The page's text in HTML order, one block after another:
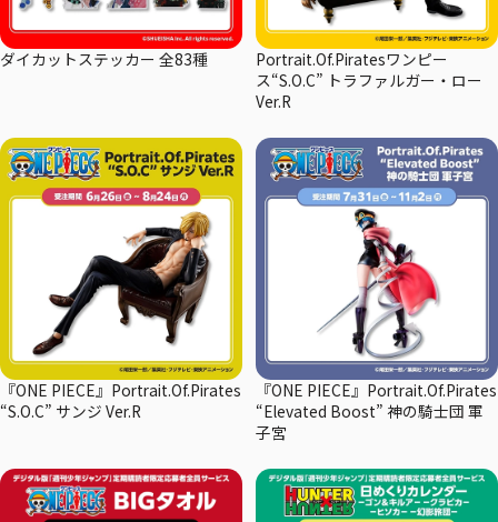
ダイカットステッカー 全83種
Portrait.Of.Piratesワンピー
ス“S.O.C” トラファルガー・ロー
Ver.R
『ONE PIECE』Portrait.Of.Pirates
“S.O.C” サンジ Ver.R
『ONE PIECE』Portrait.Of.Pirates
“Elevated Boost” 神の騎士団 軍
子宮